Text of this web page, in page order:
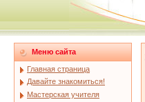
Меню сайта
Главная страница
Давайте знакомиться!
Мастерская учителя